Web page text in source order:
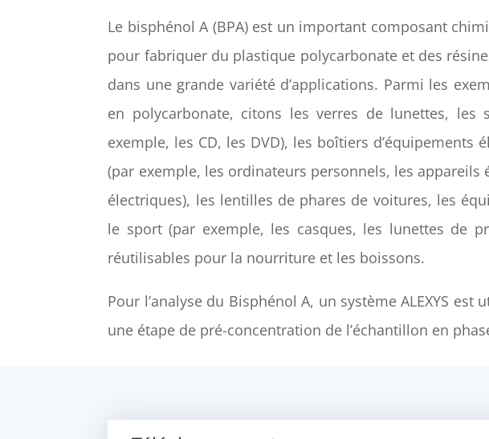
Le bisphénol A (BPA) est un important composant
pour fabriquer du plastique polycarbonate et des
dans une grande variété d’applications. Parmi les
en polycarbonate, citons les verres de lunettes, les
exemple, les CD, les DVD), les boîtiers d’équipements
(par exemple, les ordinateurs personnels, les appareils
électriques), les lentilles de phares de voitures, les
le sport (par exemple, les casques, les lunettes de
réutilisables pour la nourriture et les boissons.
Pour l’analyse du Bisphénol A, un système ALEXYS est
une étape de pré-concentration de l’échantillon en